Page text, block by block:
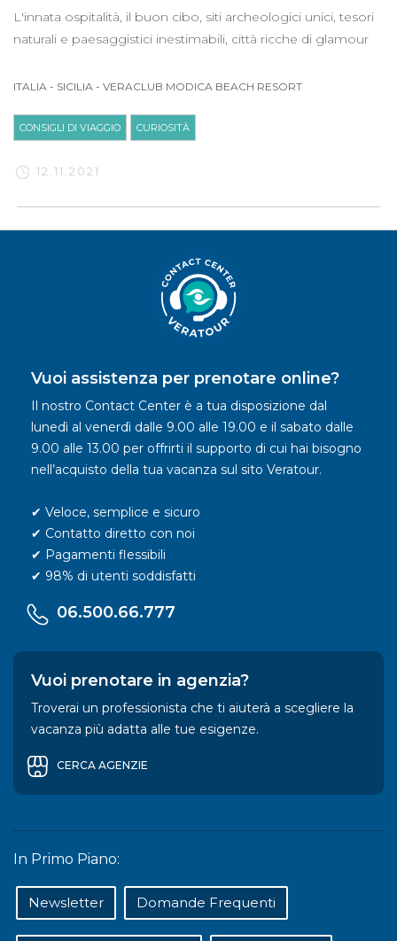
L'innata ospitalità, il buon cibo, siti archeologici unici, tesori
naturali e paesaggistici inestimabili, città ricche di glamour
ITALIA - SICILIA - VERACLUB MODICA BEACH RESORT
CONSIGLI DI VIAGGIO CURIOSITÀ
12.11.2021
Vuoi assistenza per prenotare online?
Il nostro Contact Center è a tua disposizione dal
lunedì al venerdì dalle 9.00 alle 19.00 e il sabato dalle
9.00 alle 13.00 per offrirti il supporto di cui hai bisogno
nell’acquisto della tua vacanza sul sito Veratour.
✔ Veloce, semplice e sicuro
✔ Contatto diretto con noi
✔ Pagamenti flessibili
✔ 98% di utenti soddisfatti
06.500.66.777
Vuoi prenotare in agenzia?
Troverai un professionista che ti aiuterà a scegliere la
vacanza più adatta alle tue esigenze.
CERCA AGENZIE
In Primo Piano:
Newsletter Domande Frequenti